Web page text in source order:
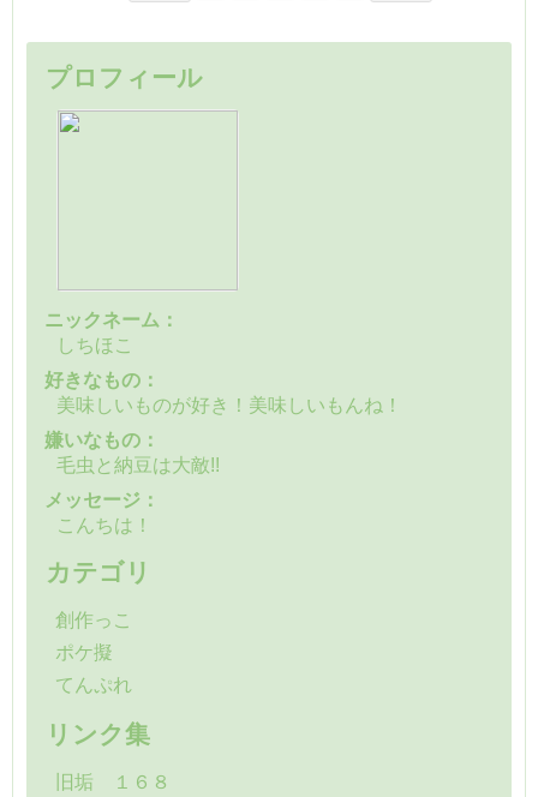
プロフィール
ニックネーム：
しちほこ
好きなもの：
美味しいものが好き！美味しいもんね！
嫌いなもの：
毛虫と納豆は大敵!!
メッセージ：
こんちは！
カテゴリ
創作っこ
ポケ擬
てんぷれ
リンク集
旧垢 １６８